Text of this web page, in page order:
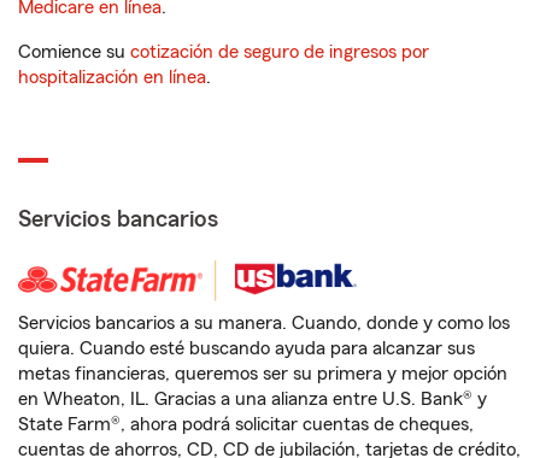
Medicare en línea.
Comience su cotización de seguro de ingresos por
hospitalización en línea.
Servicios bancarios
Servicios bancarios a su manera. Cuando, donde y como los
quiera. Cuando esté buscando ayuda para alcanzar sus
metas financieras, queremos ser su primera y mejor opción
en Wheaton, IL. Gracias a una alianza entre U.S. Bank® y
State Farm®, ahora podrá solicitar cuentas de cheques,
cuentas de ahorros, CD, CD de jubilación, tarjetas de crédito,